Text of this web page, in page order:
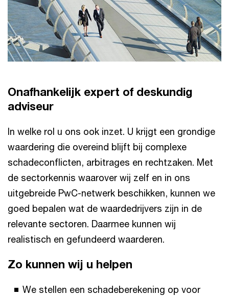
Onafhankelijk expert of deskundig
adviseur
In welke rol u ons ook inzet. U krijgt een grondige
waardering die overeind blijft bij complexe
schadeconflicten, arbitrages en rechtzaken. Met
de sectorkennis waarover wij zelf en in ons
uitgebreide PwC-netwerk beschikken, kunnen we
goed bepalen wat de waardedrijvers zijn in de
relevante sectoren. Daarmee kunnen wij
realistisch en gefundeerd waarderen.
Zo kunnen wij u helpen
We stellen een schadeberekening op voor